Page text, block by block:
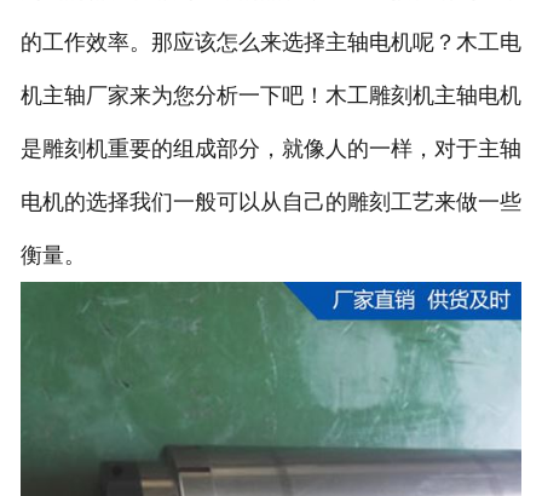
的工作效率。那应该怎么来选择主轴电机呢？木工电
机主轴厂家来为您分析一下吧！木工雕刻机主轴电机
是雕刻机重要的组成部分，就像人的一样，对于主轴
电机的选择我们一般可以从自己的雕刻工艺来做一些
衡量。